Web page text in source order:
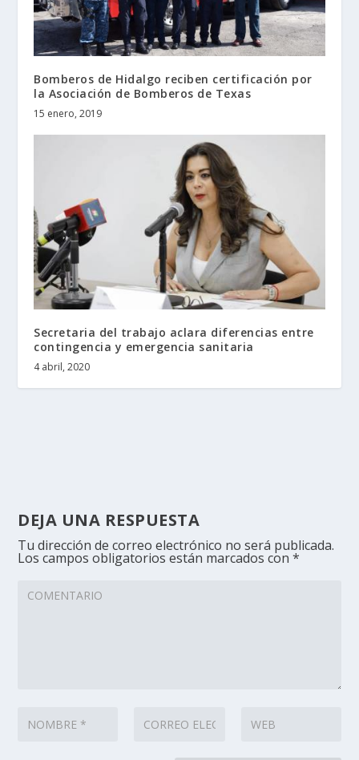
Bomberos de Hidalgo reciben certificación por
la Asociación de Bomberos de Texas
15 enero, 2019
Secretaria del trabajo aclara diferencias entre
contingencia y emergencia sanitaria
4 abril, 2020
DEJA UNA RESPUESTA
Tu dirección de correo electrónico no será publicada.
Los campos obligatorios están marcados con*